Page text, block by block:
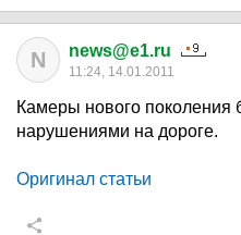
N news@e1.ru
11:24, 14.01.2011
Камеры нового поколения
нарушениями на дороге.
Оригинал статьи